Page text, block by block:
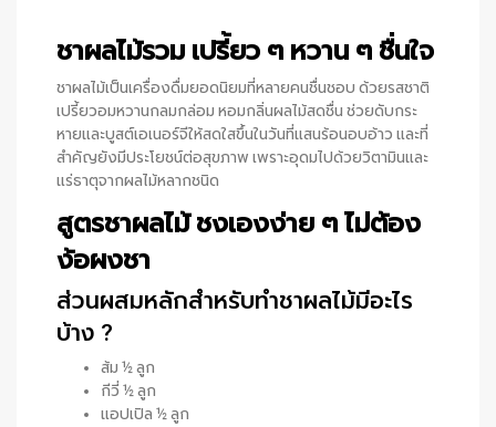
ชาผลไม้รวม เปรี้ยว ๆ หวาน ๆ ชื่นใจ
ชาผลไม้เป็นเครื่องดื่มยอดนิยมที่หลายคนชื่นชอบ ด้วยรสชาติ
เปรี้ยวอมหวานกลมกล่อม หอมกลิ่นผลไม้สดชื่น ช่วยดับกระ
หายและบูสต์เอเนอร์จีให้สดใสขึ้นในวันที่แสนร้อนอบอ้าว และที่
สำคัญยังมีประโยชน์ต่อสุขภาพ เพราะอุดมไปด้วยวิตามินและ
แร่ธาตุจากผลไม้หลากชนิด
สูตรชาผลไม้ ชงเองง่าย ๆ ไม่ต้อง
ง้อผงชา
ส่วนผสมหลักสำหรับทำชาผลไม้มีอะไร
บ้าง ?
ส้ม ½ ลูก
กีวี่ ½ ลูก
แอปเปิล ½ ลูก